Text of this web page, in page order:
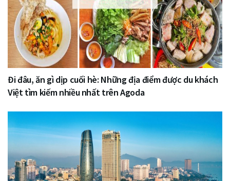
Đi đâu, ăn gì dịp cuối hè: Những địa điểm được du khách
Việt tìm kiếm nhiều nhất trên Agoda